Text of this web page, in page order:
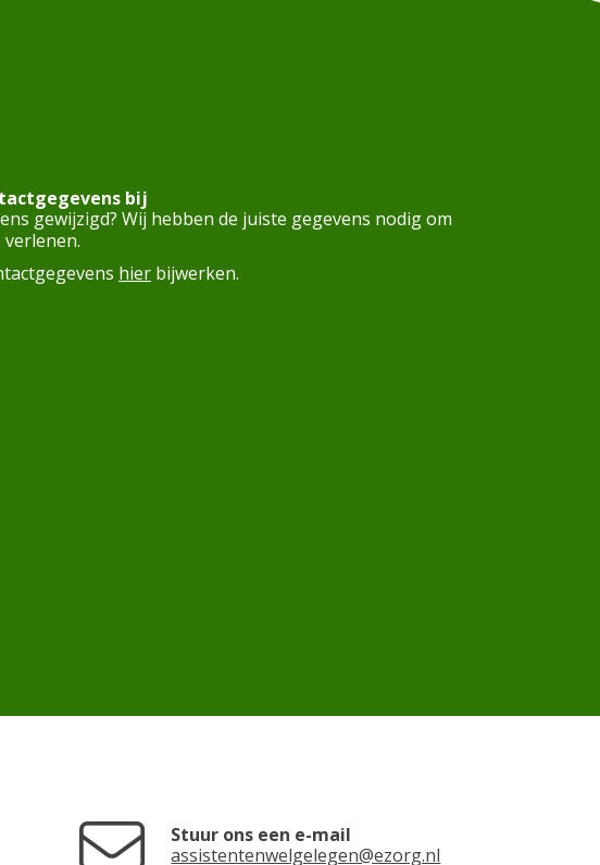
bij
gewijzigd? Wij hebben de juiste gegevens nodig om
hier bijwerken.
Stuur ons een e-mail
assistentenwelgelegen@ezorg.nl